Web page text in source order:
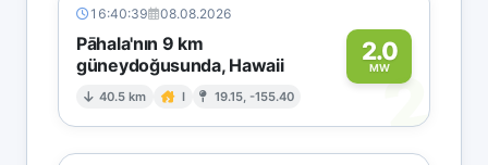
16:40:39 08.08.2026
Pāhala'nın 9 km
güneydoğusunda, Hawaii
40.5 km I 19.15, -155.40
2.0
MW
2